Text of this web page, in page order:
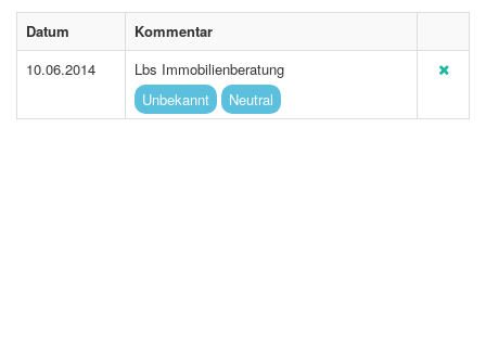
Datum
Kommentar
10.06.2014
Lbs Immobilienberatung
Unbekannt
Neutral